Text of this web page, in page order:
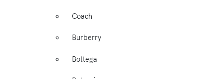
Coach
Burberry
Bottega